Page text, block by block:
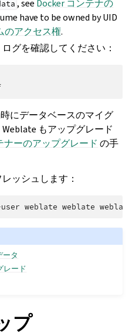
, see Docker コンテナの
have to be owned by UID
のアクセス権.
グを確認してください：
にデータベースのマイグ
もアップグレード
ナーのアップグレード の手
ッシュします：
weblate weblate
ータ
レード
プ